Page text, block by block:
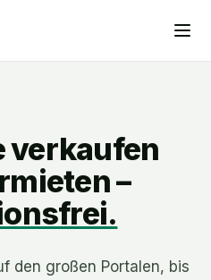
verkaufen
–
den großen Portalen, bis